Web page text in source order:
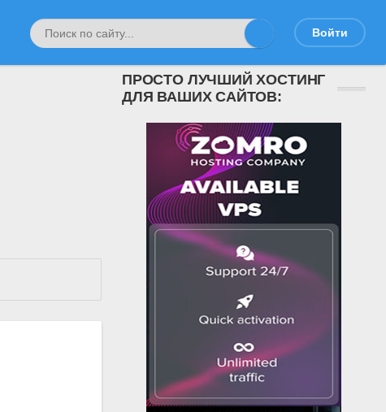
Войти
ПРОСТО ЛУЧШИЙ ХОСТИНГ
ДЛЯ ВАШИХ САЙТОВ: